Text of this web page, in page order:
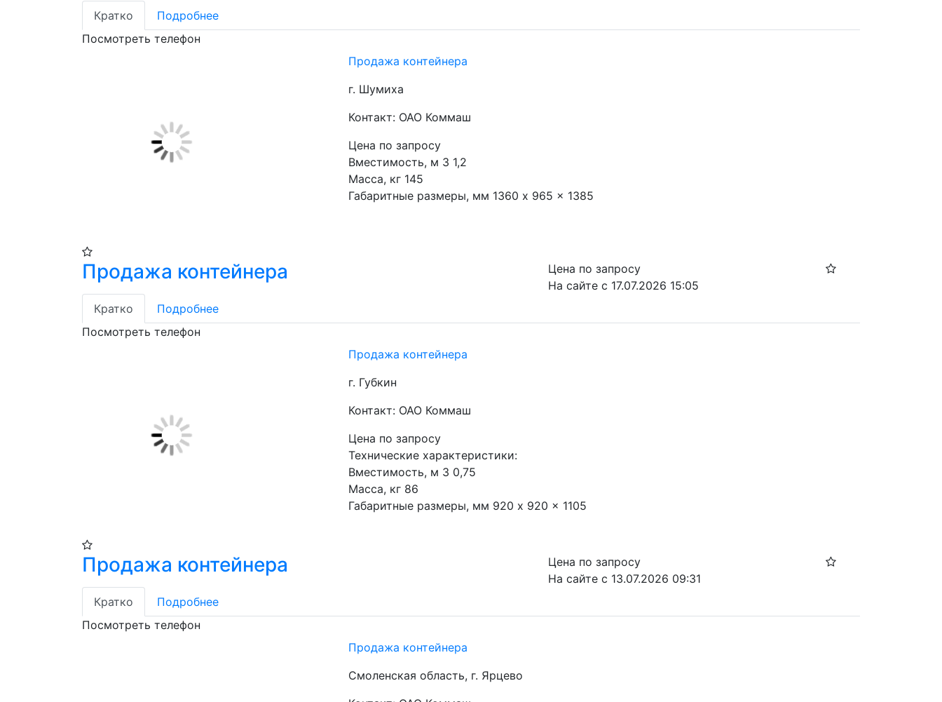
Кратко
Подробнее
Посмотреть телефон
Продажа контейнера
г. Шумиха
Контакт: ОАО Коммаш
Цена по запросу
Вместимость, м 3 1,2
Масса, кг 145
Габаритные размеры, мм 1360 x 965 x 1385
Продажа контейнера
Цена по запросу
На сайте с 17.07.2026 15:05
Кратко
Подробнее
Посмотреть телефон
Продажа контейнера
г. Губкин
Контакт: ОАО Коммаш
Цена по запросу
Технические характеристики:
Вместимость, м 3 0,75
Масса, кг 86
Габаритные размеры, мм 920 x 920 x 1105
Продажа контейнера
Цена по запросу
На сайте с 13.07.2026 09:31
Кратко
Подробнее
Посмотреть телефон
Продажа контейнера
Смоленская область, г. Ярцево